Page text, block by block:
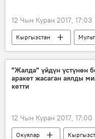
12 Чын Куран 2017, 17:03
Кыргызстан
Видео
пара
тергөөчү
"Жалда" үйдүн үстүнөн
аракет жасаган аялды
кетти
12 Чын Куран 2017, 17:00
Окуялар